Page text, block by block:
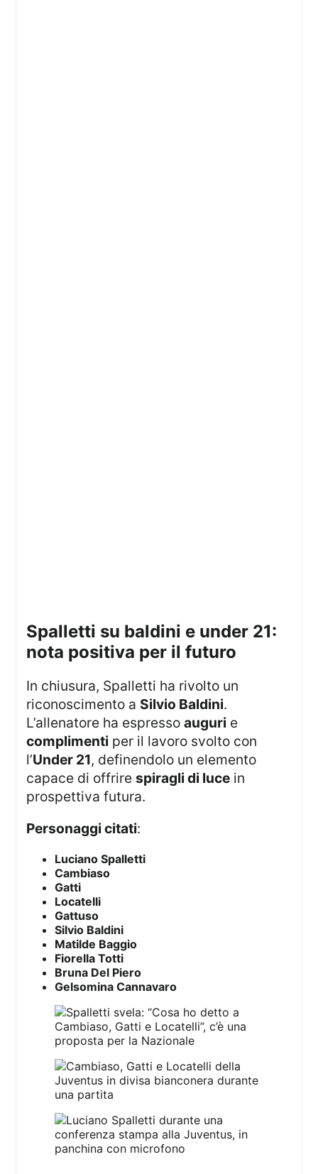
spalletti su baldini e under 21:
nota positiva per il futuro
In chiusura, Spalletti ha rivolto un
riconoscimento a Silvio Baldini.
L’allenatore ha espressoauguri e
complimenti per il lavoro svolto con
l’Under 21, definendolo un elemento
capace di offrirespiragli di luce in
prospettiva futura.
Personaggi citati:
Luciano Spalletti
Cambiaso
Gatti
Locatelli
Gattuso
Silvio Baldini
Matilde Baggio
Fiorella Totti
Bruna Del Piero
Gelsomina Cannavaro